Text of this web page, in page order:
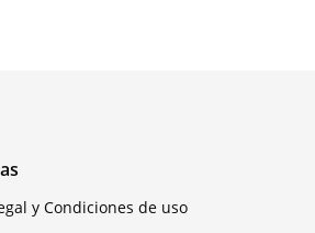
y Condiciones de uso